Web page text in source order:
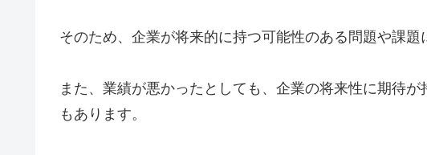
そのため、企業が将来的に持つ可能性のある問題や課題
また、業績が悪かったとしても、企業の将来性に期待
もあります。